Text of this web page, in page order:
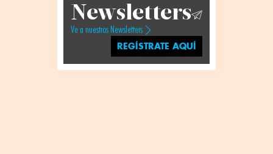
Newsletters
Ve a nuestros Newsletters
REGÍSTRATE AQUÍ